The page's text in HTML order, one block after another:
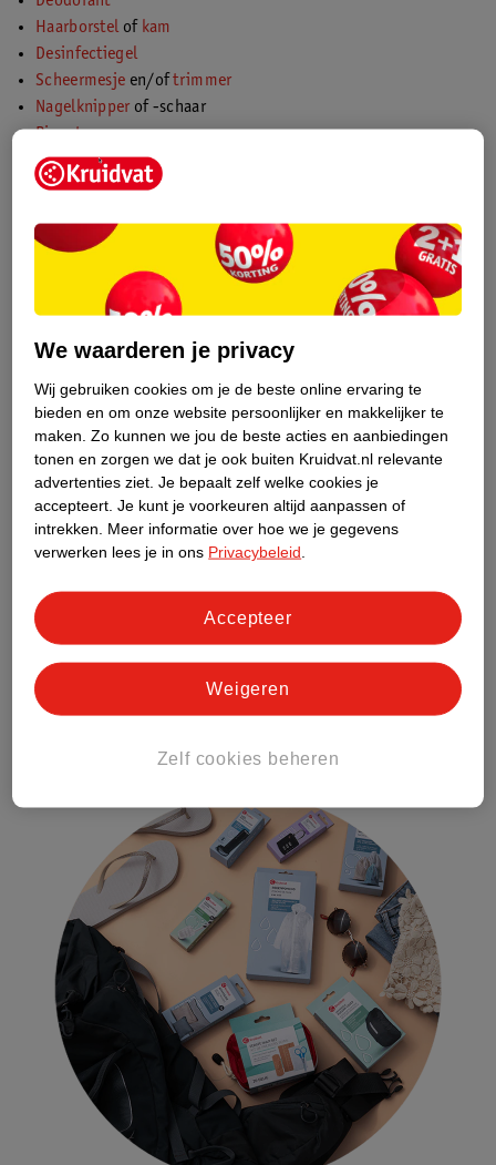
Haarborstel of kam
Desinfectiegel
Scheermesje en/oftrimmer
Nagelknipper of -schaar
Pincet
Tandenborstelen
Make-up
Bad- en doucheproducten
Zonbescherming
enaftersun
Dag- ennachtcrème
Tamponsen/ofmaandverband
Haarlak, -gel of -wax
Microvezel handdoek
Elektronica
Je wilt misschien off the grid gaan tijdens je reis, maar deze
spullen zijn handig om mee te nemen:
Camera
E-reader
Alle opladers
Oordopjes of koptelefoon
Eventueel tablet of laptop
We waarderen je privacy
Wij gebruiken cookies om je de beste online ervaring te
bieden en om onze website persoonlijker en makkelijker te
maken. Zo kunnen we jou de beste acties en aanbiedingen
tonen en zorgen we dat je ook buiten Kruidvat.nl relevante
advertenties ziet. Je bepaalt zelf welke cookies je
accepteert. Je kunt je voorkeuren altijd aanpassen of
intrekken.
Meer informatie over hoe we je gegevens
verwerken lees je in ons Privacybeleid
Zelf cookies beheren
Weigeren
Accepteer